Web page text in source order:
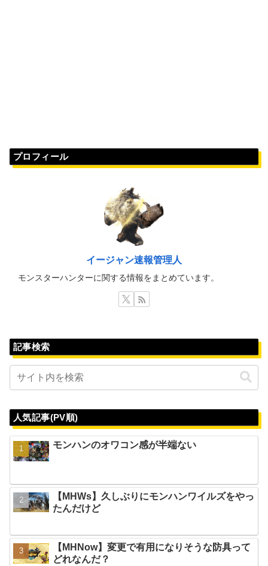
プロフィール
イージャン速報管理人
モンスターハンターに関する情報をまとめています。
記事検索
人気記事(PV順)
モンハンのオワコン感が半端ない
【MHWs】久しぶりにモンハンワイルズをやっ
たんだけど
【MHNow】変更で有用になりそうな防具って
どれなんだ？